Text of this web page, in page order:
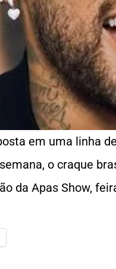
em uma linha
o craque
da Apas Show,